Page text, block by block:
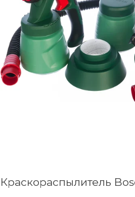
Краскораспылитель